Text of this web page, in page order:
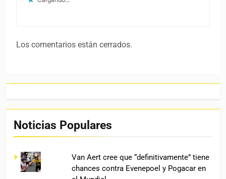
Los comentarios están cerrados.
Noticias Populares
Van Aert cree que “definitivamente” tiene
chances contra Evenepoel y Pogacar en